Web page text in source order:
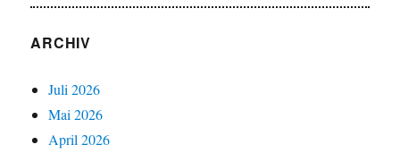
ARCHIV
Juli 2026
Mai 2026
April 2026